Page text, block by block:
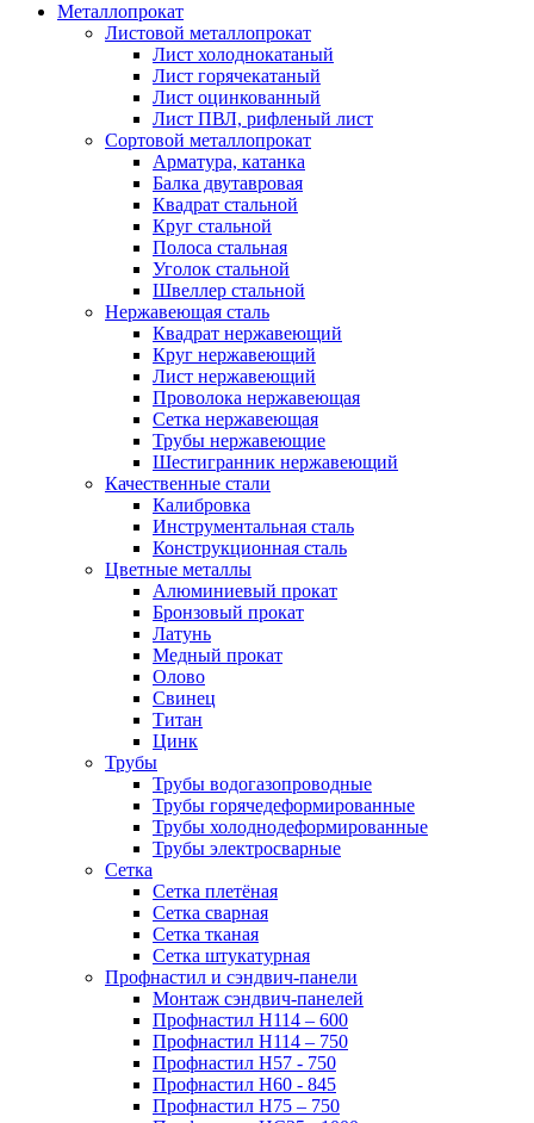
Металлопрокат
Листовой металлопрокат
Лист холоднокатаный
Лист горячекатаный
Лист оцинкованный
Лист ПВЛ, рифленый лист
Сортовой металлопрокат
Арматура, катанка
Балка двутавровая
Квадрат стальной
Круг стальной
Полоса стальная
Уголок стальной
Швеллер стальной
Нержавеющая сталь
Квадрат нержавеющий
Круг нержавеющий
Лист нержавеющий
Проволока нержавеющая
Сетка нержавеющая
Трубы нержавеющие
Шестигранник нержавеющий
Качественные стали
Калибровка
Инструментальная сталь
Конструкционная сталь
Цветные металлы
Алюминиевый прокат
Бронзовый прокат
Латунь
Медный прокат
Олово
Свинец
Титан
Цинк
Трубы
Трубы водогазопроводные
Трубы горячедеформированные
Трубы холоднодеформированные
Трубы электросварные
Сетка
Сетка плетёная
Сетка сварная
Сетка тканая
Сетка штукатурная
Профнастил и сэндвич-панели
Монтаж сэндвич-панелей
Профнастил Н114 – 600
Профнастил Н114 – 750
Профнастил Н57 - 750
Профнастил Н60 - 845
Профнастил Н75 – 750